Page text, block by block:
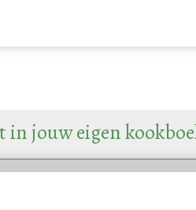
in jouw eigen